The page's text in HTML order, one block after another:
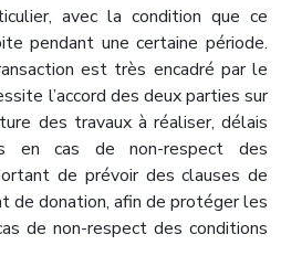
avec la condition que ce
pendant une certaine période.
est très encadré par le
l’accord des deux parties sur
des travaux à réaliser, délais
en cas de non-respect des
de prévoir des clauses de
de donation, afin de protéger les
de non-respect des conditions